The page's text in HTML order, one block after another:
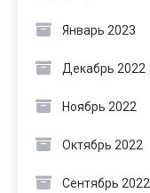
Январь 2023
Декабрь 2022
Ноябрь 2022
Октябрь 2022
Сентябрь 2022